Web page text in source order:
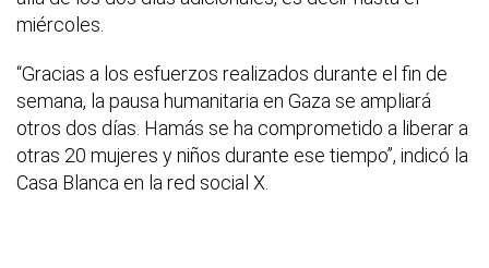
miércoles.
“Gracias a los esfuerzos realizados durante el fin de
semana, la pausa humanitaria en Gaza se ampliará
otros dos días. Hamás se ha comprometido a liberar a
otras 20 mujeres y niños durante ese tiempo”, indicó la
Casa Blanca en la red social X.